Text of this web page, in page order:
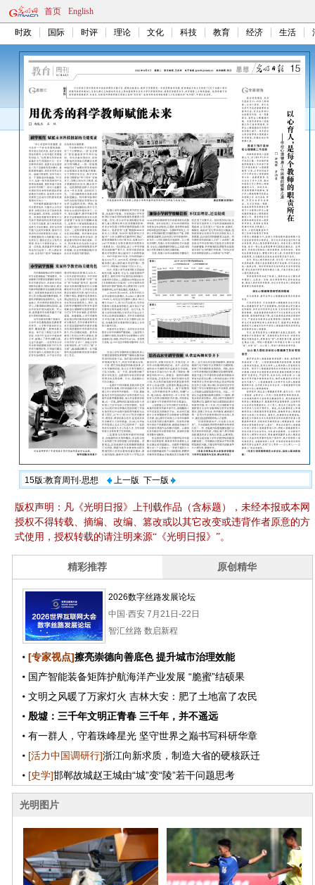
首页 English
时政 国际 时评 理论 文化 科技 教育 经济 生活
15版:教育周刊·思想 上一版 下一版
版权声明：凡《光明日报》上刊载作品（含标题），未经本报或本网
授权不得转载、摘编、改编、篡改或以其它改变或违背作者原意的方
式使用，授权转载的请注明来源“《光明日报》”。